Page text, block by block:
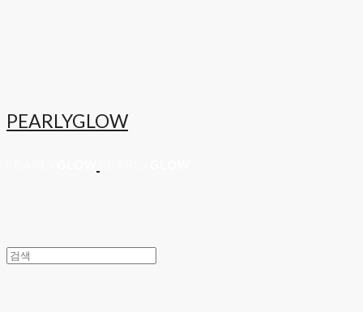
PEARLYGLOW